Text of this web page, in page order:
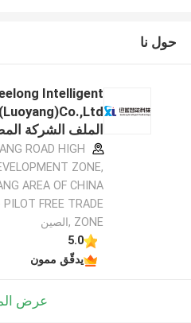
حول نا
Intelligent
الملف الشركة
ROAD HIGH
ZONE,
AREA OF CHINA
FREE TRADE
ZONE ,الصين
5.0
يدقّق ممون
عرض